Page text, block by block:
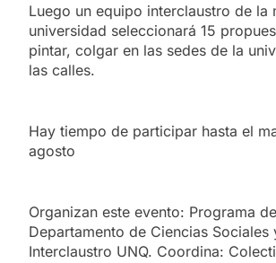
Luego un equipo interclaustro de la
universidad seleccionará 15
pintar, colgar en las sedes de la
las calles.
Hay tiempo de participar hasta el
agosto
Organizan este evento: Programa
Departamento de Ciencias Sociales
Interclaustro UNQ. Coordina: